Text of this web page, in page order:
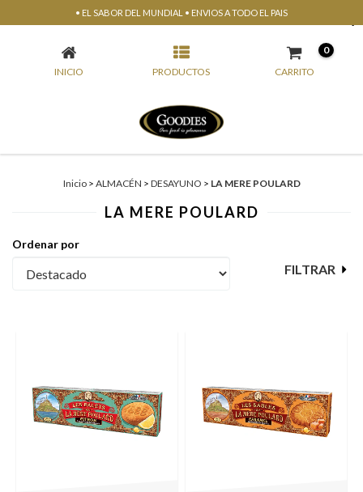
• EL SABOR DEL MUNDIAL • ENVIOS A TODO EL PAIS
LA MERE POULARD
INICIO PRODUCTOS CARRITO
0
Inicio > ALMACÉN > DESAYUNO > LA MERE POULARD
LA MERE POULARD
Ordenar por
FILTRAR